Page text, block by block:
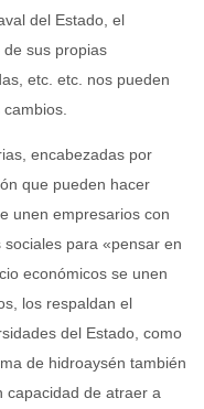
del Estado, el
sus propias
etc. etc. nos pueden
encabezadas por
que pueden hacer
unen empresarios con
para «pensar en
económicos se unen
los respaldan el
del Estado, como
de hidroaysén también
capacidad de atraer a